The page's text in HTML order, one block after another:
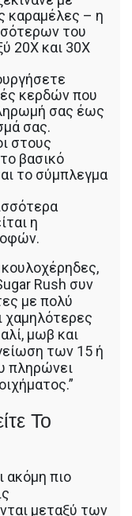
καραμέλες – η
του
20Χ και 30Χ
κερδών που
σας έως
σας.
στους
βασικό
το σύμπλεγμα
η
Rush συν
με πολύ
χαμηλότερες
μωβ και
των 15 ή
πληρώνει
Το
ακόμη πιο
μεταξύ των